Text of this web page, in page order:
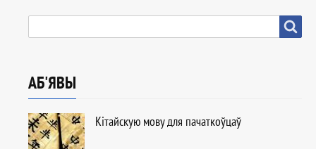
Прафарыентацыя
АБ'ЯВЫ
Кітайскую мову для пачаткоўцаў